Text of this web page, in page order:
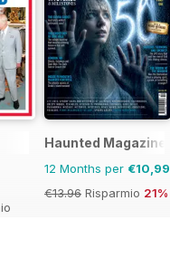
Haunted Magazine
12 Months per €10,99
€13.96 Risparmio 21%